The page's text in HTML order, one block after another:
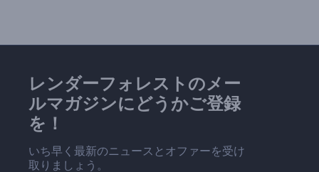
レンダーフォレストのメー
ルマガジンにどうかご登録
を！
いち早く最新のニュースとオファーを受け
取りましょう。